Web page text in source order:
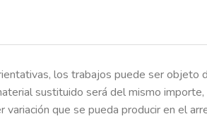
los trabajos puede ser
sustituido será del mismo
variación que se pueda producir en el